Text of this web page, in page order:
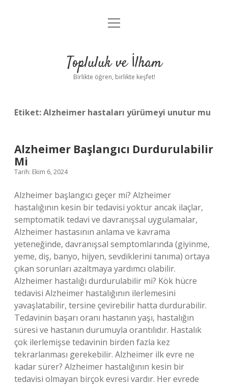
Anasayfa
Yasal Uyarı
menüyü
Topluluk ve İlham
Birlikte öğren, birlikte keşfet!
Etiket:Alzheimer hastaları yürümeyi unutur mu
Alzheimer Başlangıcı Durdurulabilir
Mi
Tarih: Ekim 6, 2024
Alzheimer başlangıcı geçer mi? Alzheimer
hastalığının kesin bir tedavisi yoktur ancak ilaçlar,
semptomatik tedavi ve davranışsal uygulamalar,
Alzheimer hastasının anlama ve kavrama
yeteneğinde, davranışsal semptomlarında (giyinme,
yeme, diş, banyo, hijyen, sevdiklerini tanıma) ortaya
çıkan sorunları azaltmaya yardımcı olabilir.
Alzheimer hastalığı durdurulabilir mi? Kök hücre
tedavisi Alzheimer hastalığının ilerlemesini
yavaşlatabilir, tersine çevirebilir hatta durdurabilir.
Tedavinin başarı oranı hastanın yaşı, hastalığın
süresi ve hastanın durumuyla orantılıdır. Hastalık
çok ilerlemişse tedavinin birden fazla kez
tekrarlanması gerekebilir. Alzheimer ilk evre ne
kadar sürer? Alzheimer hastalığının kesin bir
tedavisi olmayan birçok evresi vardır. Her evrede